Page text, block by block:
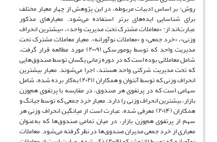
روش: بر اساس ادبیات مربوطه، در این پژوهش از چهار معیار مختلف
برای شناسایی ایده‌های برتر استفاده می‌شود. معیارهای مذکور
عبارت‌اند از: «معاملات مشترک تحت مدیریت واحد»، «بیشترین انحراف
وزنی»، «خرد جمعی» و «معاملات نوآورانه». معیار معاملات مشترک تحت
مدیریت واحد که توسط پومورسکی (۲۰۰۹) مورد مطالعه قرار گرفت،
شامل معاملاتی بوده است که در دوره زمانی یکسان توسط صندوق‌هایی
که تحت مدیریت شرکتی واحد هستند، اجرا می‌شوند. معیار بیشترین
انحراف وزنی که توسط آنتوان و همکاران (۲۰۲۱) به‌کار برده شده، شامل
سهامی است که در پرتفوی هر صندوق، در مقایسه با پرتفوی هم‌وزن
بازار، بیشترین انحراف وزنی را دارد. معیار خرد جمعی که توسط جیانگ و
همکاران (۲۰۱۴) معرفی شده، عبارت است از میانگین انحراف وزنی هر
سهم از پرتفوی هم‌وزن بازار، در میان تمامی صندوق‌ها که به‌عنوان
معیاری از خرد جمعی مدیران صندوق‌ها در نظر گرفته می‌شود. معاملات